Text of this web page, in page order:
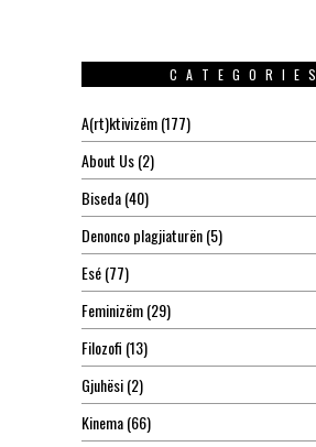
CATEGORIES
A(rt)ktivizëm(177)
About Us(2)
Biseda(40)
Denonco plagjiaturën(5)
Esé(77)
Feminizëm(29)
Filozofi (13)
Gjuhësi(2)
Kinema(66)